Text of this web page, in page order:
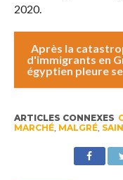
2020.
Après la
d'immigrants en
égyptien pleure
ARTICLES CONNEXES
MARCHÉ, MALGRÉ,